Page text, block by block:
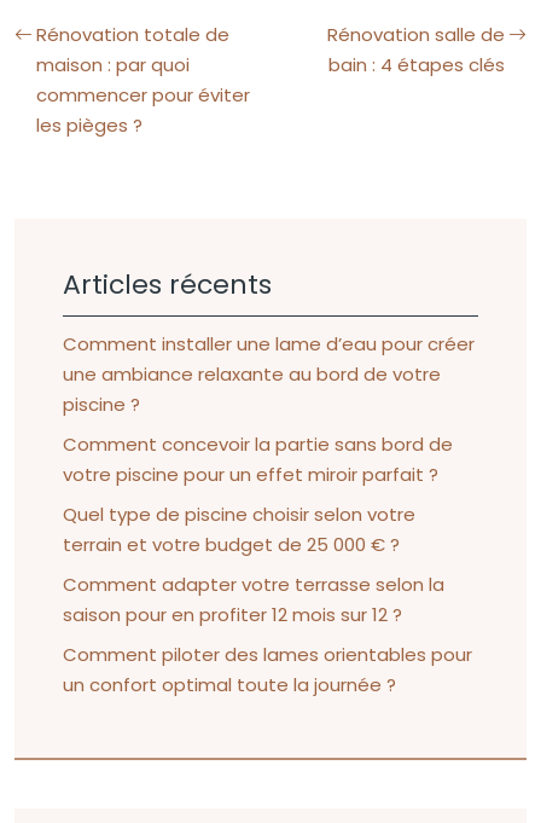
Rénovation totale de
maison : par quoi
commencer pour éviter
les pièges ?
Rénovation salle de
bain : 4 étapes clés
Articles récents
Comment installer une lame d’eau pour créer
une ambiance relaxante au bord de votre
piscine ?
Comment concevoir la partie sans bord de
votre piscine pour un effet miroir parfait ?
Quel type de piscine choisir selon votre
terrain et votre budget de 25 000 € ?
Comment adapter votre terrasse selon la
saison pour en profiter 12 mois sur 12 ?
Comment piloter des lames orientables pour
un confort optimal toute la journée ?